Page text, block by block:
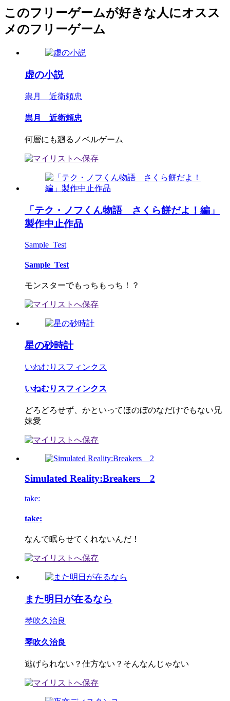
このフリーゲームが好きな人にオスス
メのフリーゲーム
虚の小説
祟月 近衛頼忠
祟月 近衛頼忠
何層にも廻るノベルゲーム
「テク・ノフくん物語 さくら餅だよ！編」
製作中止作品
Sample_Test
Sample_Test
モンスターでもっちもっち！？
星の砂時計
いねむりスフィンクス
いねむりスフィンクス
どろどろせず、かといってほのぼのなだけでもない兄
妹愛
Simulated Reality:Breakers 2
take:
take:
なんで眠らせてくれないんだ！
また明日が在るなら
琴吹久治良
琴吹久治良
逃げられない？仕方ない？そんなんじゃない